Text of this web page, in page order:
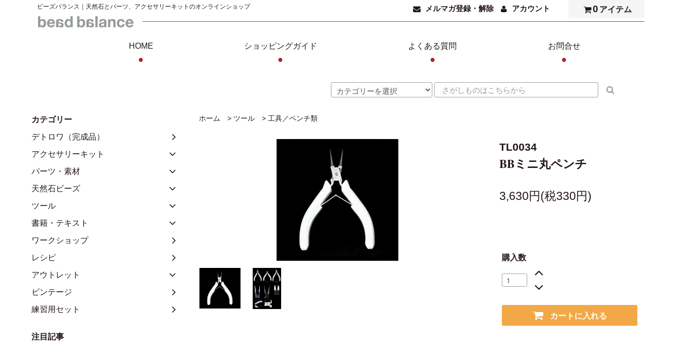
ビーズバランス｜天然石とパーツ、アクセサリーキットのオンラインショップ メルマガ登録・解除 アカウント 0 アイテム
HOME
●
ショッピングガイド
●
よくある質問
●
お問合せ
●
ホーム > ツール > 工具／ペンチ類
TL0034
BBミニ丸ペンチ
3,630円(税330円)
購入数
カートに入れる
カテゴリー
デトロワ（完成品）
アクセサリーキット
パーツ・素材
天然石ビーズ
ツール
書籍・テキスト
ワークショップ
レシピ
アウトレット
ビンテージ
練習用セット
注目記事